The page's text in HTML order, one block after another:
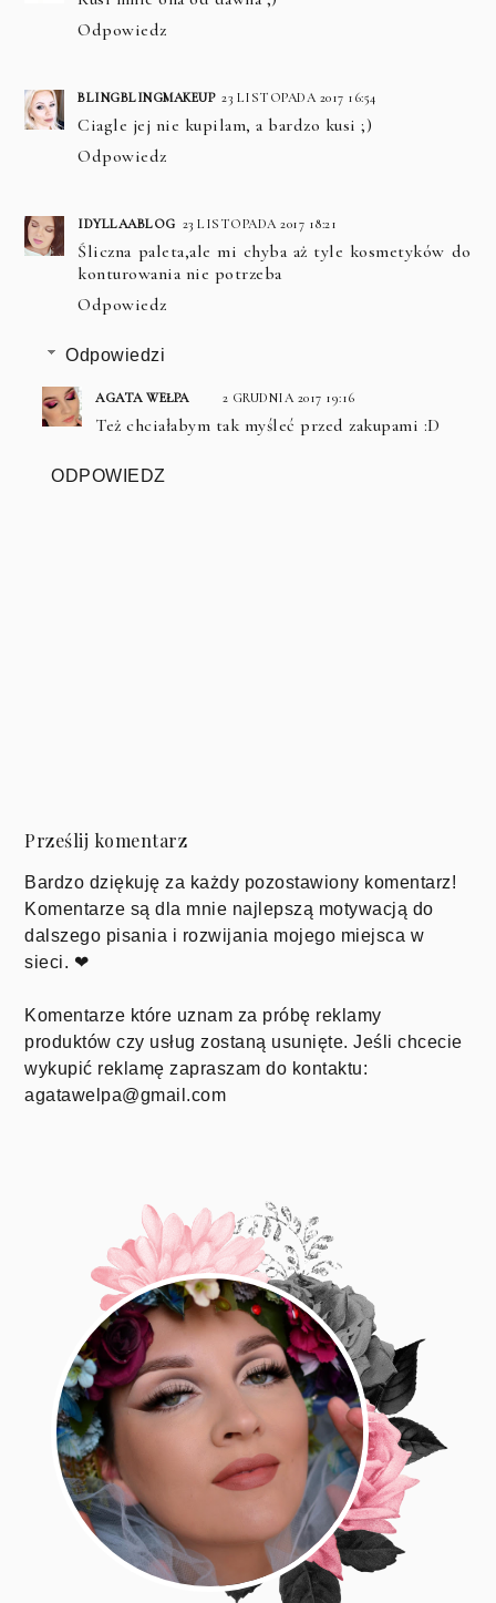
Odpowiedz
BLINGBLINGMAKEUP 23 LISTOPADA 2017 16:54
Ciagle jej nie kupilam, a bardzo kusi ;)
Odpowiedz
IDYLLAABLOG 23 LISTOPADA 2017 18:21
Śliczna paleta,ale mi chyba aż tyle kosmetyków do
konturowania nie potrzeba
Odpowiedz
Odpowiedzi
AGATA WEŁPA 2 GRUDNIA 2017 19:16
Też chciałabym tak myśleć przed zakupami :D
ODPOWIEDZ
Prześlij komentarz
Bardzo dziękuję za każdy pozostawiony komentarz!
Komentarze są dla mnie najlepszą motywacją do
dalszego pisania i rozwijania mojego miejsca w
sieci. ❤
Komentarze które uznam za próbę reklamy
produktów czy usług zostaną usunięte. Jeśli chcecie
wykupić reklamę zapraszam do kontaktu:
agatawelpa@gmail.com